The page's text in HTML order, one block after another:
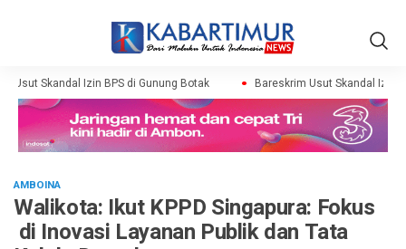
Skandal Izin BPS di Gunung Botak Bareskrim Usut Skandal Izin
AMBOINA
Walikota: Ikut KPPD Singapura: Fokus
di Inovasi Layanan Publik dan Tata